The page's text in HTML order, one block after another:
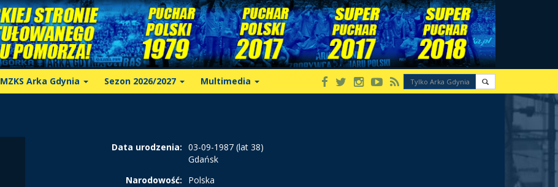
MZKS Arka Gdynia Sezon 2026/2027 Multimedia
Data urodzenia: 03-09-1987 (lat 38)
Gdańsk
Narodowość:
Polska